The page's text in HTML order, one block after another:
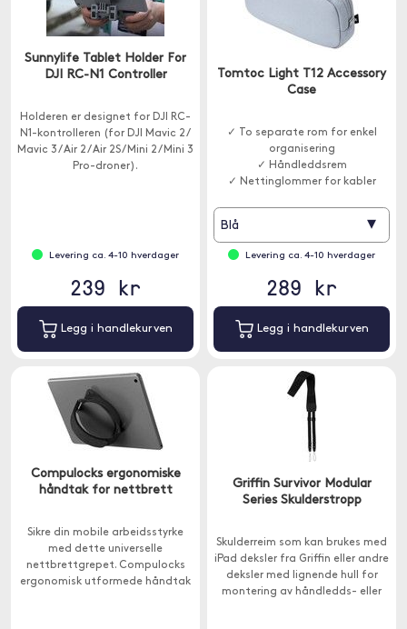
Sunnylife Tablet Holder For
DJI RC-N1 Controller
Holderen er designet for DJI RC-
N1-kontrolleren (for DJI Mavic 2 /
Mavic 3 / Air 2 / Air 2S / Mini 2 / Mini 3
Pro-droner).
Levering ca. 4-10 hverdager
239 kr
Legg i handlekurven
Tomtoc Light T12 Accessory
Case
✓ To separate rom for enkel
organisering
✓ Håndleddsrem
✓ Nettinglommer for kabler
Blå ▾
Levering ca. 4-10 hverdager
289 kr
Legg i handlekurven
Compulocks ergonomiske
håndtak for nettbrett
Sikre din mobile arbeidsstyrke
med dette universelle
nettbrettgrepet. Compulocks
ergonomisk utformede håndtak
Griffin Survivor Modular
Series Skulderstropp
Skulderreim som kan brukes med
iPad deksler fra Griffin eller andre
deksler med lignende hull for
montering av håndledds- eller